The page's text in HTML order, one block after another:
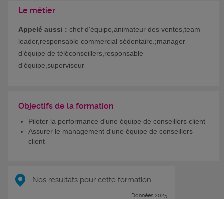
Le métier
Appelé aussi : chef d'équipe,animateur des ventes,team
leader,responsable commercial sédentaire.;manager
d’équipe de téléconseillers,responsable
d'équipe,superviseur
Objectifs de la formation
Piloter la performance d'une équipe de conseillers client
Assurer le management d'une équipe de conseillers
client
Nos résultats pour cette formation
Données 2025